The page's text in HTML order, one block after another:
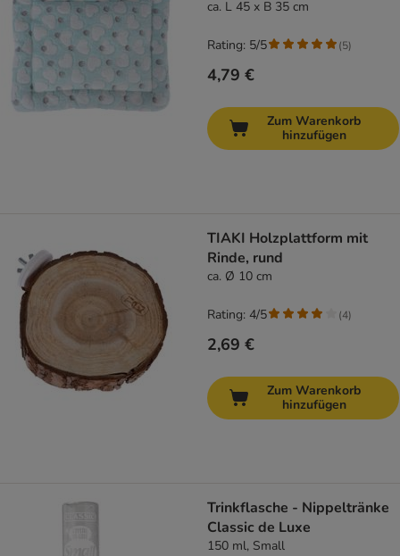
ca. L 45 x B 35 cm
4,79 €
Rating: 5/5 (5)
Zum Warenkorb
hinzufügen
TIAKI Holzplattform mit
Rinde, rund
ca. Ø 10 cm
2,69 €
Rating: 4/5 (4)
Zum Warenkorb
hinzufügen
Trinkflasche - Nippeltränke
Classic de Luxe
150 ml, Small